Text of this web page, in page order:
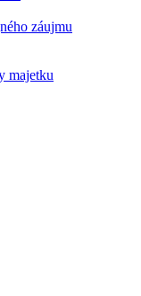
záujmu
majetku